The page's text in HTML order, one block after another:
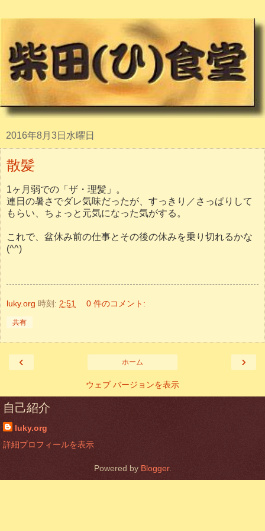
2016年8月3日水曜日
散髪
1ヶ月弱での「ザ・理髪」。
連日の暑さでダレ気味だったが、すっきり／さっぱりして
もらい、ちょっと元気になった気がする。
これで、盆休み前の仕事とその後の休みを乗り切れるかな
(^^)
luky.org 時刻: 2:51 0 件のコメント:
共有
‹ ›
ホーム
ウェブ バージョンを表示
自己紹介
luky.org
詳細プロフィールを表示
Powered by Blogger.